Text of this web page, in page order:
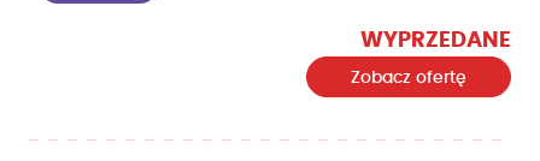
WYPRZEDANE
Zobacz ofertę